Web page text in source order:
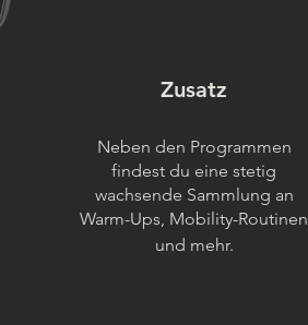
Zusatz
Neben den Programmen
findest du eine stetig
wachsende Sammlung an
Warm-Ups, Mobility-Routinen
und mehr.